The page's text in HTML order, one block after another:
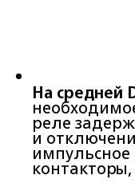
На средней
реле
и